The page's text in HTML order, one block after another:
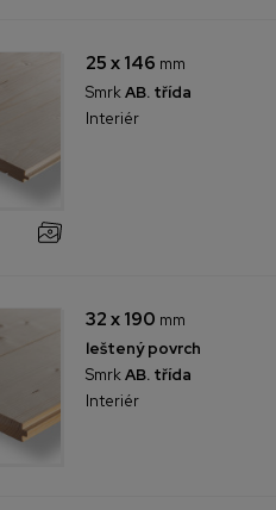
25 x 146 mm
SmrkAB. třída
Interiér
32 x 190 mm
leštený povrch
SmrkAB. třída
Interiér